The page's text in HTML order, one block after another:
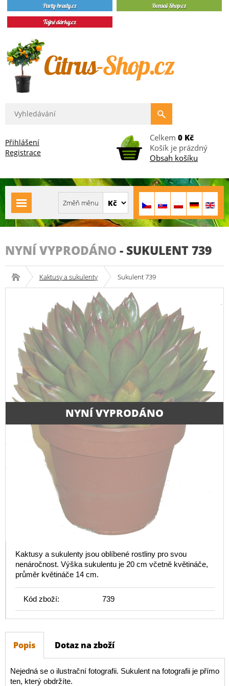
Přihlášení
Registrace
Celkem 0 Kč
Košík je prázdný
Obsah košíku
NYNÍ VYPRODÁNO - SUKULENT 739
Kaktusy a sukulenty Sukulent 739
NYNÍ VYPRODÁNO
Kaktusy a sukulenty jsou oblíbené rostliny pro svou
nenáročnost. Výška sukulentu je 20 cm včetně květináče,
průměr květináče 14 cm.
Kód zboží: 739
Popis Dotaz na zboží
Nejedná se o ilustrační fotografii. Sukulent na fotografii je přímo
ten, který obdržíte.